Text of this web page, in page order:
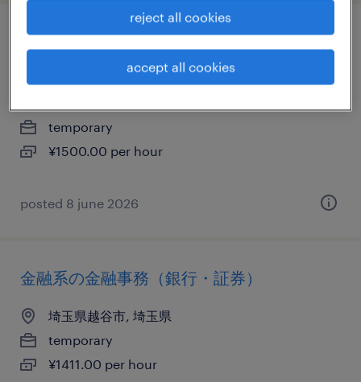
介護・福祉の仕分け・ピッキング・梱包、
組立・部品加工、検査、清掃
temporary
¥1500.00 per hour
posted 8 june 2026
金融系の金融事務（銀行・証券）
埼玉県越谷市, 埼玉県
temporary
¥1411.00 per hour
reject all cookies
accept all cookies